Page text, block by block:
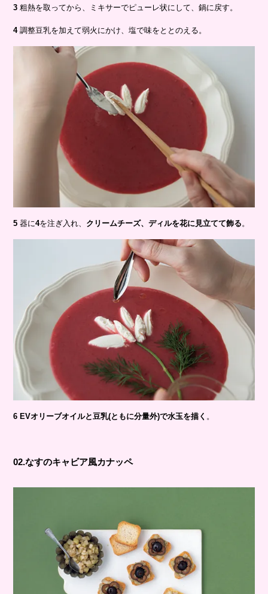
3 粗熱を取ってから、ミキサーでピューレ状にして、鍋に戻す。
4調整豆乳を加えて弱火にかけ、塩で味をととのえる。
5 器に4を注ぎ入れ、 クリームチーズ、ディルを花に見立てて飾る 。
6 EVオリーブオイルと豆乳(ともに分量外)で水玉を描く 。
02.なすのキャビア風カナッペ